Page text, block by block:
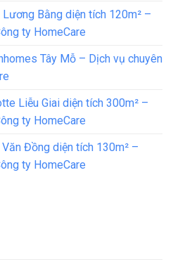
Bằng diện tích 120m² –
ty HomeCare
Tây Mỗ – Dịch vụ chuyên
Liễu Giai diện tích 300m² –
ty HomeCare
Đồng diện tích 130m² –
ty HomeCare